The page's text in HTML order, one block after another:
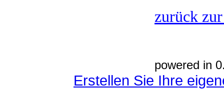
zurück
powered in
Erstellen Sie Ihre